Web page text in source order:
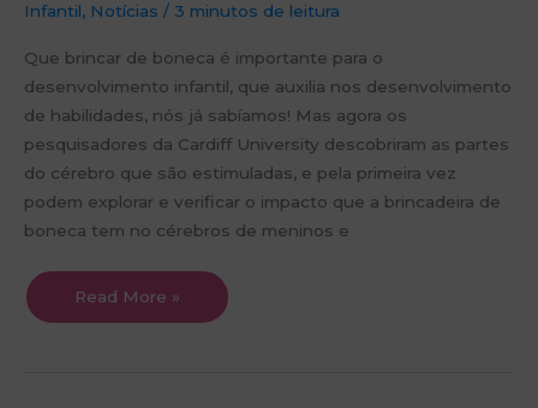
Infantil, Notícias / 3 minutos de leitura
Que brincar de boneca é importante para o
desenvolvimento infantil, que auxilia nos desenvolvimento
de habilidades, nós já sabíamos! Mas agora os
pesquisadores da Cardiff University descobriram as partes
do cérebro que são estimuladas, e pela primeira vez
podem explorar e verificar o impacto que a brincadeira de
boneca tem no cérebros de meninos e
Read More »